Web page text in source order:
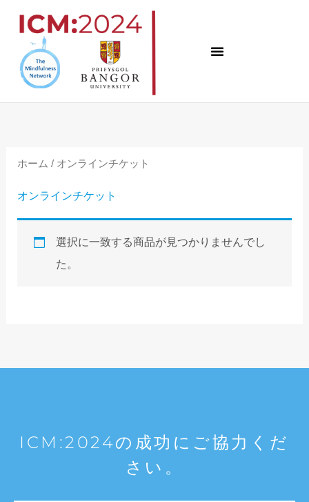
ホーム / オンラインチケット
オンラインチケット
選択に一致する商品が見つかりませんでし
た。
ICM:2024の成功にご協力くだ
さい。